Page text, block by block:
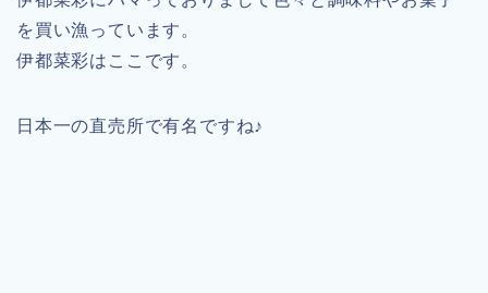
を買い漁っています。
伊都菜彩はここです。
日本一の直売所で有名ですね♪